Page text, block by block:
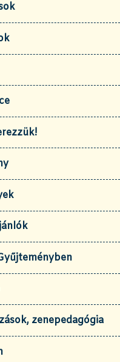
zenepedagógia